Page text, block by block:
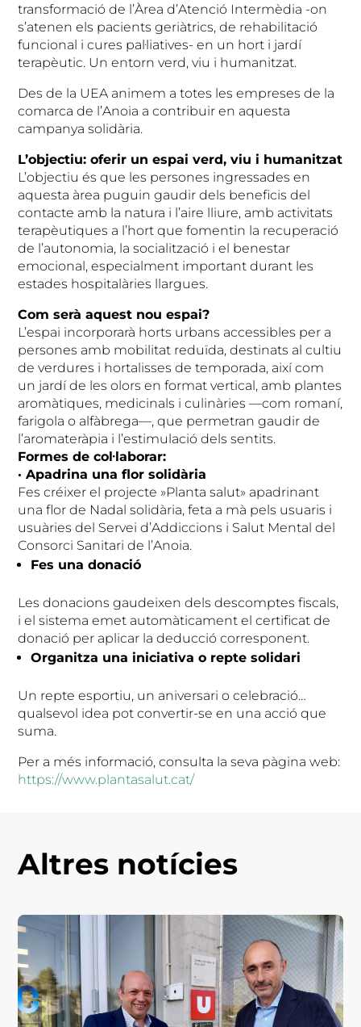
transformació de l’Àrea d’Atenció Intermèdia -on
s’atenen els pacients geriàtrics, de rehabilitació
funcional i cures pal·liatives- en un hort i jardí
terapèutic. Un entorn verd, viu i humanitzat.
Des de la UEA animem a totes les empreses de la
comarca de l’Anoia a contribuir en aquesta
campanya solidària.
L’objectiu: oferir un espai verd, viu i humanitzat
L’objectiu és que les persones ingressades en
aquesta àrea puguin gaudir dels beneficis del
contacte amb la natura i l’aire lliure, amb activitats
terapèutiques a l’hort que fomentin la recuperació
de l’autonomia, la socialització i el benestar
emocional, especialment important durant les
estades hospitalàries llargues.
Com serà aquest nou espai?
L’espai incorporarà horts urbans accessibles per a
persones amb mobilitat reduïda, destinats al cultiu
de verdures i hortalisses de temporada, així com
un jardí de les olors en format vertical, amb plantes
aromàtiques, medicinals i culinàries —com romaní,
farigola o alfàbrega—, que permetran gaudir de
l’aromateràpia i l’estimulació dels sentits.
Formes de col·laborar:
· Apadrina una flor solidària
Fes créixer el projecte »Planta salut» apadrinant
una flor de Nadal solidària, feta a mà pels usuaris i
usuàries del Servei d’Addiccions i Salut Mental del
Consorci Sanitari de l’Anoia.
Fes una donació
Les donacions gaudeixen dels descomptes fiscals,
i el sistema emet automàticament el certificat de
donació per aplicar la deducció corresponent.
Organitza una iniciativa o repte solidari
Un repte esportiu, un aniversari o celebració…
qualsevol idea pot convertir-se en una acció que
suma.
Per a més informació, consulta la seva pàgina web:
https://www.plantasalut.cat/
Altres notícies